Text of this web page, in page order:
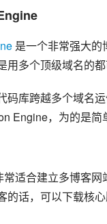
是一个非常强大
多个顶级域名的都
码库跨越多个域名
Engine，为的是
适合建立多博客
的话，可以下载核